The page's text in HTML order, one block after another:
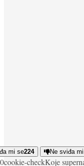
mi se224 Ne sviđa
0cookie-checkKoje